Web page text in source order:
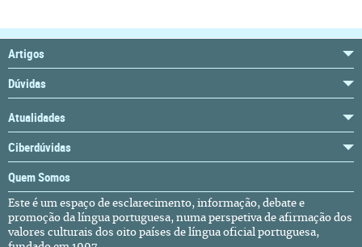
Artigos
Dúvidas
Atualidades
Ciberdúvidas
Quem Somos
Este é um espaço de esclarecimento, informação, debate e
promoção da língua portuguesa, numa perspetiva de afirmação dos
valores culturais dos oito países de língua oficial portuguesa,